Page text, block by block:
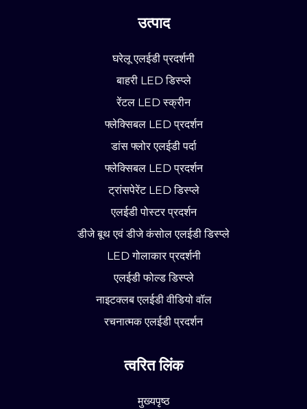
उत्पाद
घरेलू एलईडी प्रदर्शनी
बाहरी LED डिस्प्ले
रेंटल LED स्क्रीन
फ्लेक्सिबल LED प्रदर्शन
डांस फ्लोर एलईडी पर्दा
फ्लेक्सिबल LED प्रदर्शन
ट्रांसपेरेंट LED डिस्प्ले
एलईडी पोस्टर प्रदर्शन
डीजे बूथ एवं डीजे कंसोल एलईडी डिस्प्ले
LED गोलाकार प्रदर्शनी
एलईडी फोल्ड डिस्प्ले
नाइटक्लब एलईडी वीडियो वॉल
रचनात्मक एलईडी प्रदर्शन
त्वरित लिंक
मुख्यपृष्ठ